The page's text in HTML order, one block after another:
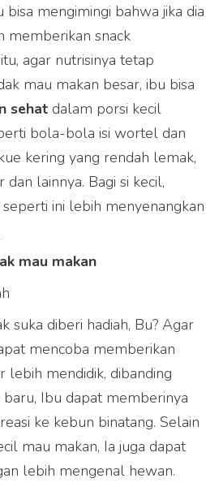
Plus
melalui
kami
bisa mengimingi bahwa jika dia
memberikan snack
agar nutrisinya tetap
mau makan besar, ibu bisa
sehat dalam porsi kecil
bola-bola isi wortel dan
kering yang rendah lemak,
lainnya. Bagi si kecil,
ini lebih menyenangkan
mau makan
suka diberi hadiah, Bu? Agar
mencoba memberikan
lebih mendidik, dibanding
Ibu dapat memberinya
ke kebun binatang. Selain
mau makan, Ia juga dapat
lebih mengenal hewan.